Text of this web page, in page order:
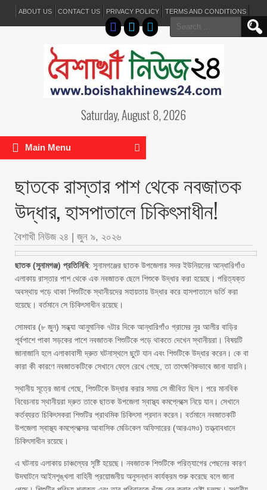
ABOUT US CONTACT US PRIVACY POLICY TERMS AND CONDITIONS
Search
for:
Saturday, August 8, 2026
Main Menu
ছাতকে রাস্তার পাশ থেকে নবজাতক
উদ্ধার, হাসপাতালে চিকিৎসাধীন!
বৈশাখী নিউজ ২৪ | জুন ৯, ২০২৬
ছাতক (সুনামগঞ্জ) প্রতিনিধি: সুনামগঞ্জের ছাতক উপজেলার সদর ইউনিয়নের আন্ধারিগাঁও
এলাকায় রাস্তার পাশ থেকে এক নবজাতক ছেলে শিশুকে উদ্ধার করা হয়েছে। পরিত্যক্ত
অবস্থায় পড়ে থাকা শিশুটিকে স্থানীয়দের সহায়তায় উদ্ধার করে হাসপাতালে ভর্তি করা
হয়েছে। বর্তমানে সে চিকিৎসাধীন রয়েছে।
সোমবার (৮ জুন) সন্ধ্যা আনুমানিক ৭টার দিকে আন্ধারিগাঁও গ্রামের নুর আলীর বাড়ির
পূর্বপাশে পাকা সড়কের পাশে নবজাতক শিশুটিকে পড়ে থাকতে দেখেন স্থানীয়রা। বিষয়টি
জানাজানি হলে এলাকাবাসী দ্রুত ঘটনাস্থলে ছুটে যান এবং শিশুটিকে উদ্ধার করেন। কে বা
কারা কী কারণে নবজাতকটিকে সেখানে ফেলে রেখে গেছে, তা তাৎক্ষণিকভাবে জানা যায়নি।
স্থানীয় সূত্রে জানা গেছে, শিশুটিকে উদ্ধার করার সময় সে জীবিত ছিল। পরে মানবিক
বিবেচনায় স্থানীয়রা দ্রুত তাকে ছাতক উপজেলা স্বাস্থ্য কমপ্লেক্সে নিয়ে যান। সেখানে
কর্তব্যরত চিকিৎসকরা শিশুটির প্রাথমিক চিকিৎসা প্রদান করেন। বর্তমানে নবজাতকটি
উপজেলা স্বাস্থ্য কমপ্লেক্সের আবাসিক মেডিকেল অফিসারের (আরএমও) তত্ত্বাবধানে
চিকিৎসাধীন রয়েছে।
এ ঘটনায় এলাকায় চাঞ্চল্যের সৃষ্টি হয়েছে। নবজাতক শিশুটিকে পরিত্যাগের পেছনের কারণ
উদঘাটনে আইনশৃঙ্খলা বাহিনী প্রয়োজনীয় অনুসন্ধান কার্যক্রম শুরু করেছে বলে জানা